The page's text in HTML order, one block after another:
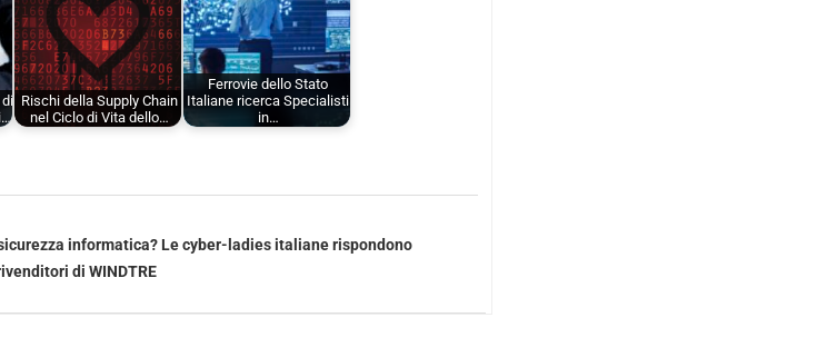
Rischi della Supply Chain
nel Ciclo di Vita dello…
Ferrovie dello Stato
Italiane ricerca Specialisti
in…
informatica? Le cyber-ladies italiane rispondono
di WINDTRE